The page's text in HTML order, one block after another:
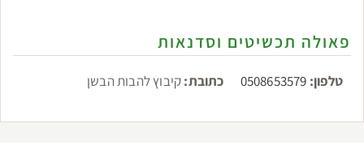
פאולה תכשיטים וסדנאות
טלפון: 0508653579 כתובת:קיבוץ להבות הבשן